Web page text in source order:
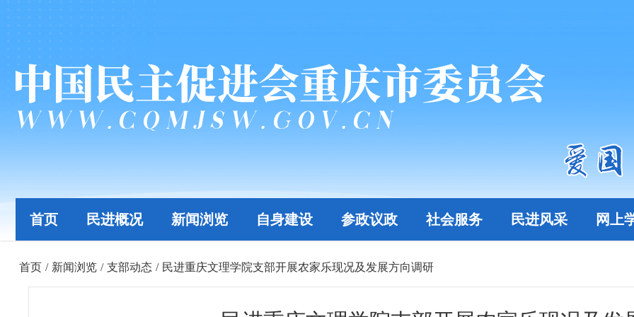
首页 民进概况 新闻浏览 自身建设 参政议政 社会服务 民进风采 网上
首页 / 新闻浏览 / 支部动态 / 民进重庆文理学院支部开展农家乐现况及发展方向调研